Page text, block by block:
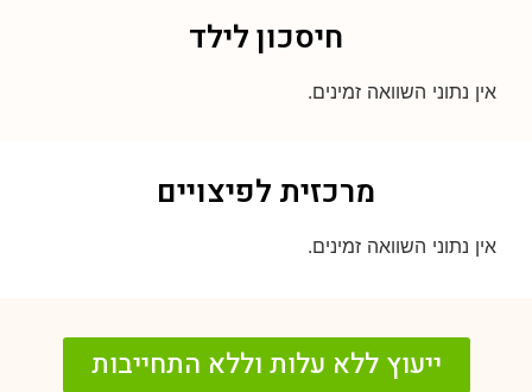
חיסכון לילד
אין נתוני השוואה זמינים.
מרכזית לפיצויים
אין נתוני השוואה זמינים.
ייעוץ ללא עלות וללא התחייבות